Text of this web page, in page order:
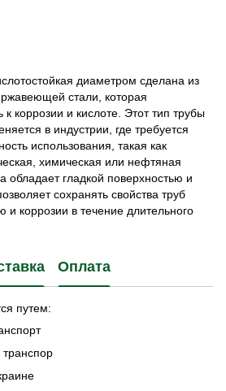
диаметром сделана из
стали, которая
к коррозии и кислоте. Этот тип трубы
в индустрии, где требуется
использования, такая как
химическая или нефтяная
обладает гладкой поверхностью и
сохранять свойства труб
и коррозии в течение длительного
Оплата
путем: